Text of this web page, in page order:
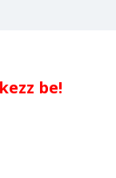
be!